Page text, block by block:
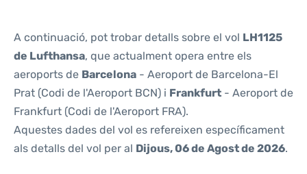
A continuació, pot trobar detalls sobre el vol LH1125
de Lufthansa, que actualment opera entre els
aeroports de Barcelona - Aeroport de Barcelona-El
Prat (Codi de l'Aeroport BCN) i Frankfurt - Aeroport de
Frankfurt (Codi de l'Aeroport FRA).
Aquestes dades del vol es refereixen específicament
als detalls del vol per al Dijous, 06 de Agost de 2026.